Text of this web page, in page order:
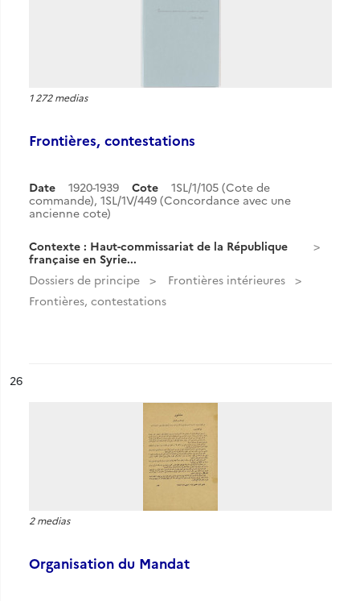
1 272 medias
Frontières, contestations
Date 1920-1939 Cote
1SL/1/105 (Cote de
commande), 1SL/1V/449 (Concordance avec une
ancienne cote)
Contexte : Haut-commissariat de la République
française en Syrie...
Dossiers de principe
Frontières intérieures
Frontières, contestations
n°
26
2 medias
Organisation du Mandat